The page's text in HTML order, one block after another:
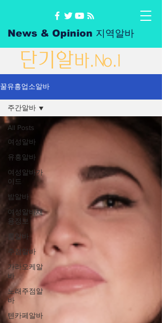
News & Opinion 지역알바
단기 알바.No.1
꿀유흥업소알바
All Posts
여성알바
유흥알바
여성알바가
이드
밤알바
여성알바채
용정보
룸알바
주점알바
가라오케알
바
노래주점알
바
텐카페알바
주간알바